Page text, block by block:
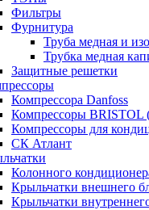
Фильтры
Фурнитура
Труба медная и
Трубка медная
Защитные решетки
Компрессора Danfoss
Компрессоры
Компрессоры для
СК Атлант
Колонного
Крыльчатки внешнего
Крыльчатки